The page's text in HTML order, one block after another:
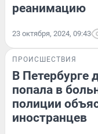
реанимацию
23 октября, 2024, 09:43
ПРОИСШЕСТВИЯ
В Петербурге
попала в
полиции
иностранцев